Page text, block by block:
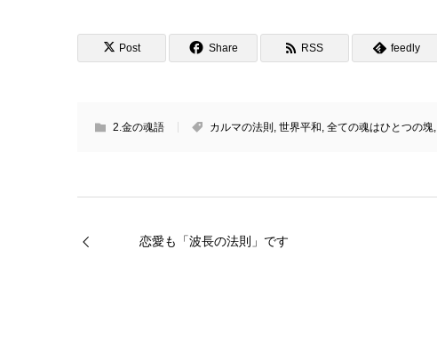
Post Share RSS feedly
2.金の魂語 カルマの法則 , 世界平和, 全ての魂はひとつの塊,
恋愛も「波長の法則」です